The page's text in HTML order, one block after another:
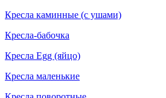
Кресла каминные (с ушами)
Кресла-бабочка
Кресла Egg (яйцо)
Кресла маленькие